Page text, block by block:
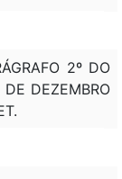
2º DO
DEZEMBRO